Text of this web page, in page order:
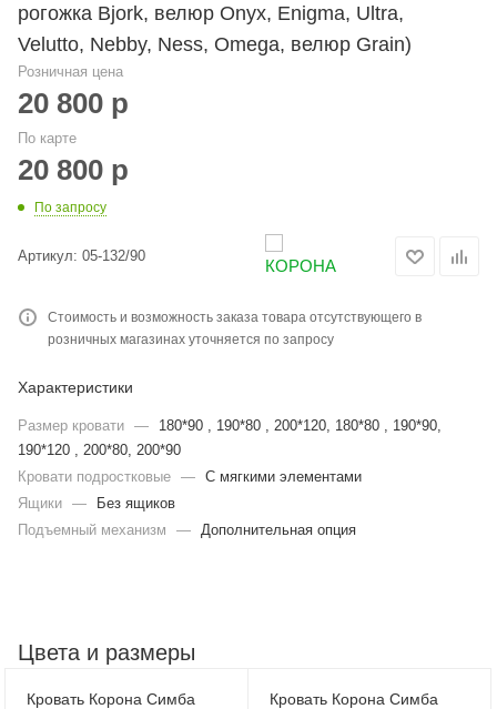
рогожка Bjork, велюр Onyx, Enigma, Ultra,
Velutto, Nebby, Ness, Omega, велюр Grain)
Розничная цена
20 800 р
По карте
20 800 р
По запросу
Артикул: 05-132/90
Стоимость и возможность заказа товара отсутствующего в
розничных магазинах уточняется по запросу
Характеристики
Размер кровати —
180*90 , 190*80 , 200*120, 180*80 , 190*90,
190*120 , 200*80, 200*90
Кровати подростковые — С мягкими элементами
Ящики —
Без ящиков
Подъемный механизм
— Дополнительная опция
Цвета и размеры
Кровать Корона Симба
Кровать Корона Симба